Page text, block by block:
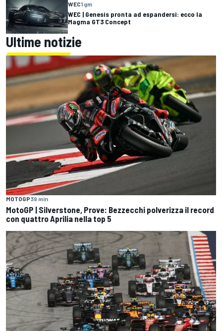
WEC1 gm
WEC | Genesis pronta ad espandersi: ecco la
Magma GT3 Concept
Ultime notizie
MOTOGP39 min
MotoGP | Silverstone, Prove: Bezzecchi polverizza il record
con quattro Aprilia nella top 5